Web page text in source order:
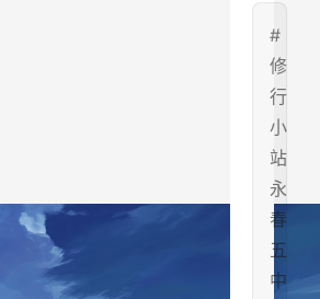
#
修
行
小
站
永
春
五
中